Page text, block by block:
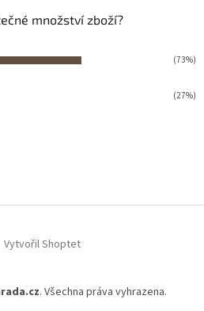
množství zboží?
(73%)
(27%)
Vytvořil Shoptet
. Všechna práva vyhrazena.